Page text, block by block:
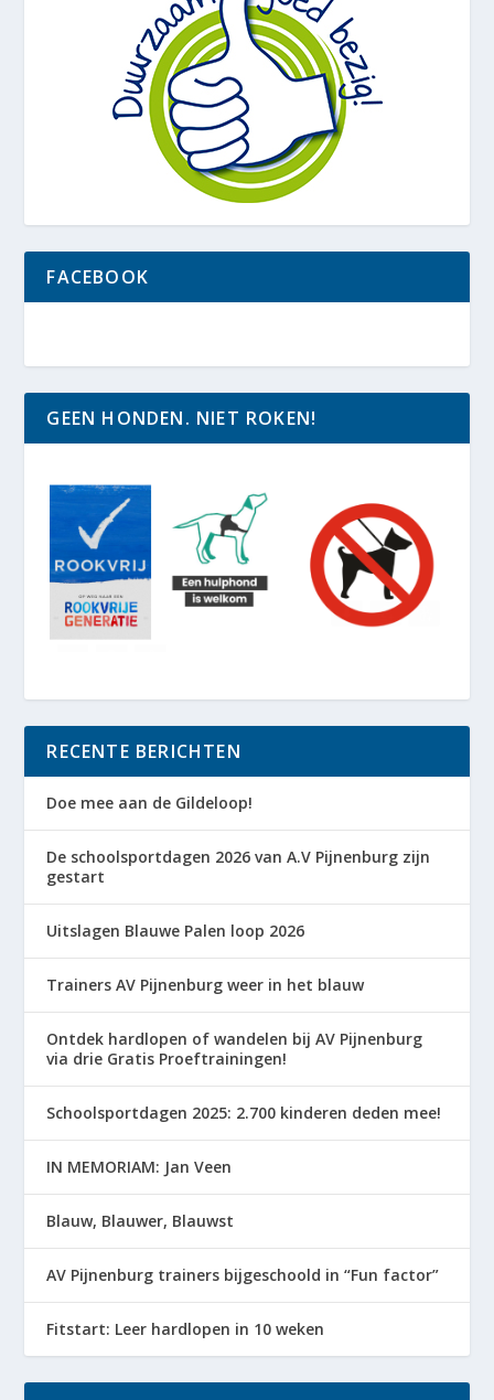
FACEBOOK
GEEN HONDEN. NIET ROKEN!
RECENTE BERICHTEN
Doe mee aan de Gildeloop!
De schoolsportdagen 2026 van A.V Pijnenburg zijn
gestart
Uitslagen Blauwe Palen loop 2026
Trainers AV Pijnenburg weer in het blauw
Ontdek hardlopen of wandelen bij AV Pijnenburg
via drie Gratis Proeftrainingen!
Schoolsportdagen 2025: 2.700 kinderen deden mee!
IN MEMORIAM: Jan Veen
Blauw, Blauwer, Blauwst
AV Pijnenburg trainers bijgeschoold in “Fun factor”
Fitstart: Leer hardlopen in 10 weken